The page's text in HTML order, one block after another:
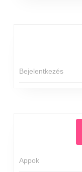
Bejelentkezés
Appok